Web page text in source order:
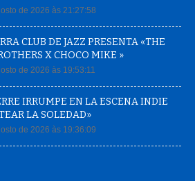
de 2026 às 21:27:58
CLUB DE JAZZ PRESENTA «THE
X CHOCO MIKE »
de 2026 às 19:53:11
IRRUMPE EN LA ESCENA INDIE
LA SOLEDAD»
de 2026 às 19:36:09